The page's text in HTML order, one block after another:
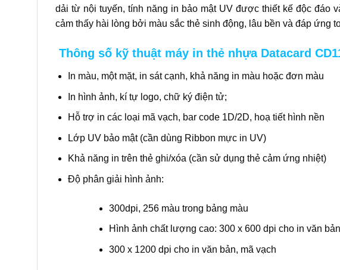
dải từ nội tuyến, tính năng in bảo mật UV được thiết kế độc đáo
cảm thấy hài lòng bởi màu sắc thẻ sinh động, lâu bền và đáp ứng
Thông số kỹ thuật máy in thẻ nhựa Datacard
In màu, một mặt, in sát cạnh, khả năng in màu hoặc đơn màu
In hình ảnh, kí tự logo, chữ ký điện tử;
Hỗ trợ in các loại mã vạch, bar code 1D/2D, hoạ tiết hình nền
Lớp UV bảo mật (cần dùng Ribbon mực in UV)
Khả năng in trên thẻ ghi/xóa (cần sử dụng thẻ cảm ứng nhiệt)
Độ phân giải hình ảnh:
300dpi, 256 màu trong bảng màu
Hình ảnh chất lượng cao: 300 x 600 dpi cho in văn
300 x 1200 dpi cho in văn bản, mã vạch